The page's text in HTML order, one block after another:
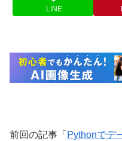
LINE
前回の記事「 Pythonでデ